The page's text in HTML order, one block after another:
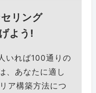
リング
よう!
いれば100通りの
、あなたに適し
ア構築方法につ